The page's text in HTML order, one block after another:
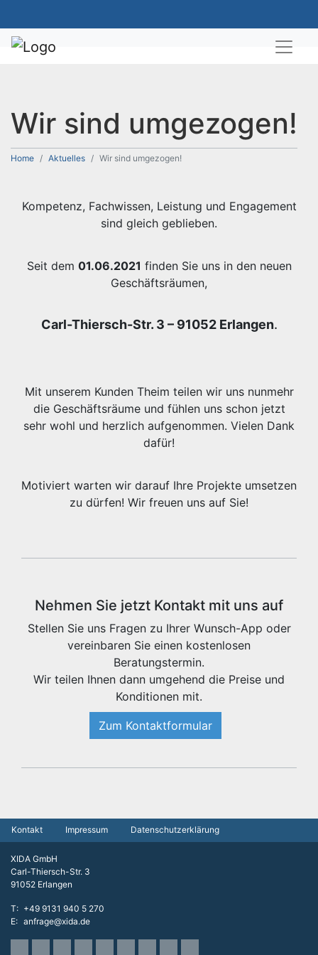
Wir sind umgezogen!
Home Aktuelles Wir sind umgezogen!
Kompetenz, Fachwissen, Leistung und Engagement
sind gleich geblieben.
Seit dem 01.06.2021 finden Sie uns in den neuen
Geschäftsräumen,
Carl-Thiersch-Str. 3 – 91052 Erlangen.
Mit unserem Kunden Theim teilen wir uns nunmehr
die Geschäftsräume und fühlen uns schon jetzt
sehr wohl und herzlich aufgenommen. Vielen Dank
dafür!
Motiviert warten wir darauf Ihre Projekte umsetzen
zu dürfen! Wir freuen uns auf Sie!
Nehmen Sie jetzt Kontakt mit uns auf
Stellen Sie uns Fragen zu Ihrer Wunsch-App oder
vereinbaren Sie einen kostenlosen
Beratungstermin.
Wir teilen Ihnen dann umgehend die Preise und
Konditionen mit.
Zum Kontaktformular
Kontakt Impressum Datenschutzerklärung
XIDA GmbH
Carl-Thiersch-Str. 3
91052 Erlangen
T
+49 9131 940 5 270
E
anfrage@xida.de